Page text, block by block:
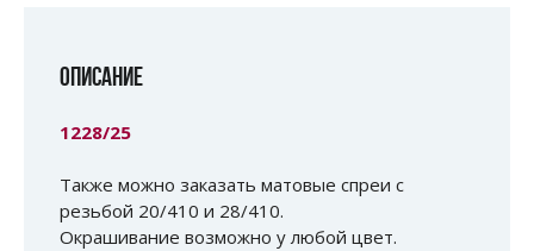
ОПИСАНИЕ
1228/25
Также можно заказать матовые спреи с
резьбой 20/410 и 28/410.
Окрашивание возможно у любой цвет.